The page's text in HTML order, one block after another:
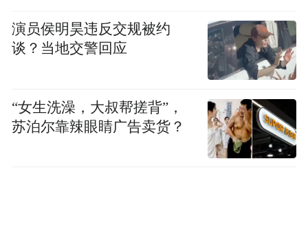
演员侯明昊违反交规被约
谈？当地交警回应
“女生洗澡，大叔帮搓背”，
苏泊尔靠辣眼睛广告卖货？